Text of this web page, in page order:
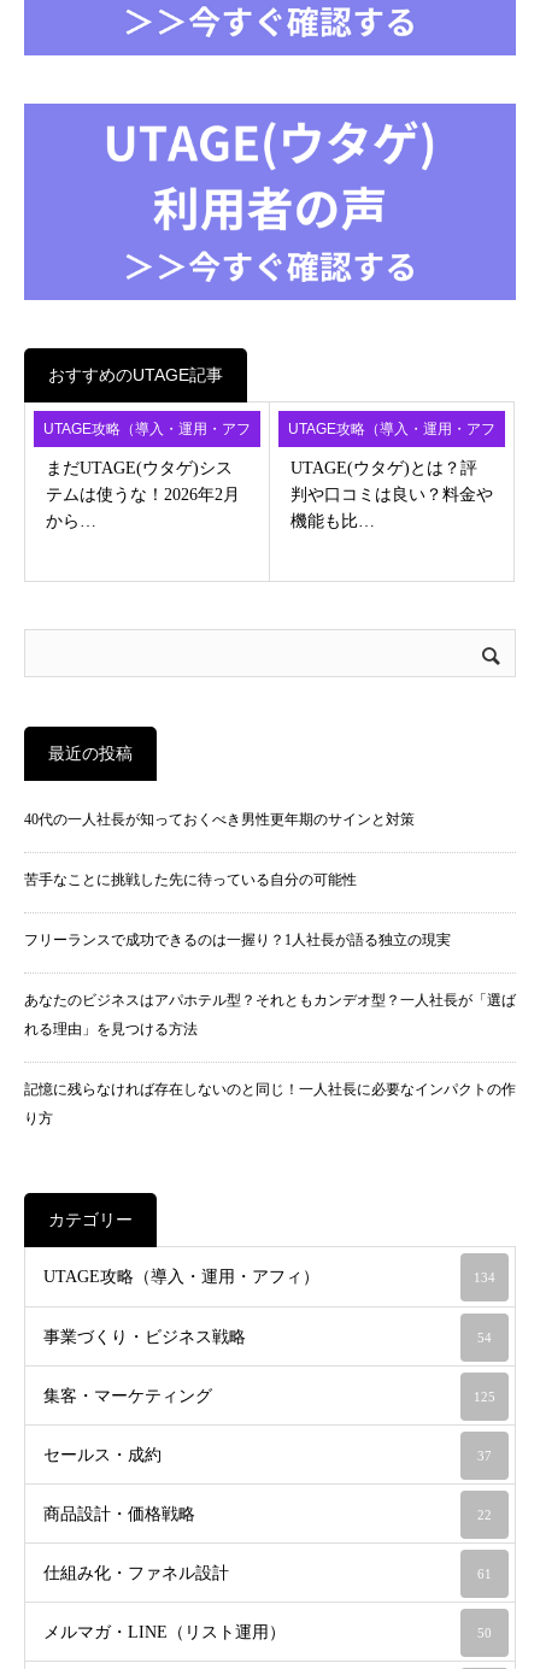
おすすめのUTAGE記事
UTAGE攻略（導入・運用・アフ
ィ）
まだUTAGE(ウタゲ)シス
テムは使うな！2026年2月
から…
UTAGE攻略（導入・運用・アフ
ィ）
UTAGE(ウタゲ)とは？評
判や口コミは良い？料金や
機能も比…
最近の投稿
40代の一人社長が知っておくべき男性更年期のサインと対策
苦手なことに挑戦した先に待っている自分の可能性
フリーランスで成功できるのは一握り？1人社長が語る独立の現実
あなたのビジネスはアパホテル型？それともカンデオ型？一人社長が「選ば
れる理由」を見つける方法
記憶に残らなければ存在しないのと同じ！一人社長に必要なインパクトの作
り方
カテゴリー
UTAGE攻略（導入・運用・アフィ） 134
事業づくり・ビジネス戦略 54
集客・マーケティング 125
セールス・成約 37
商品設計・価格戦略 22
仕組み化・ファネル設計 61
メルマガ・LINE（リスト運用） 50